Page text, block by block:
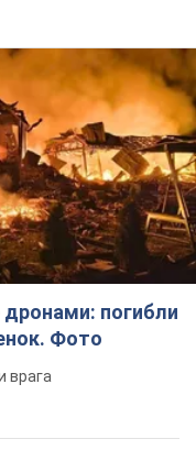
погибли
Фото
врага